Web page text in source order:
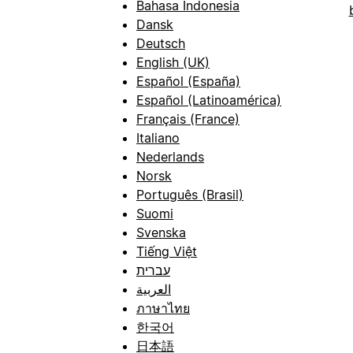
Bahasa Indonesia
Dansk
Deutsch
English (UK)
Español (España)
Español (Latinoamérica)
Français (France)
Italiano
Nederlands
Norsk
Português (Brasil)
Suomi
Svenska
Tiếng Việt
עברית
العربية
ภาษาไทย
한국어
日本語